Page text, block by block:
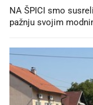
NA ŠPICI smo
pažnju svojim